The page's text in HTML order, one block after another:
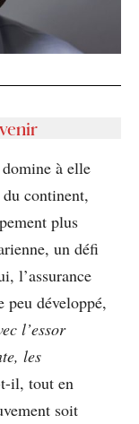
à elle
continent,
plus
un défi
l’assurance
peu développé,
l’essor
les
il, tout en
soit